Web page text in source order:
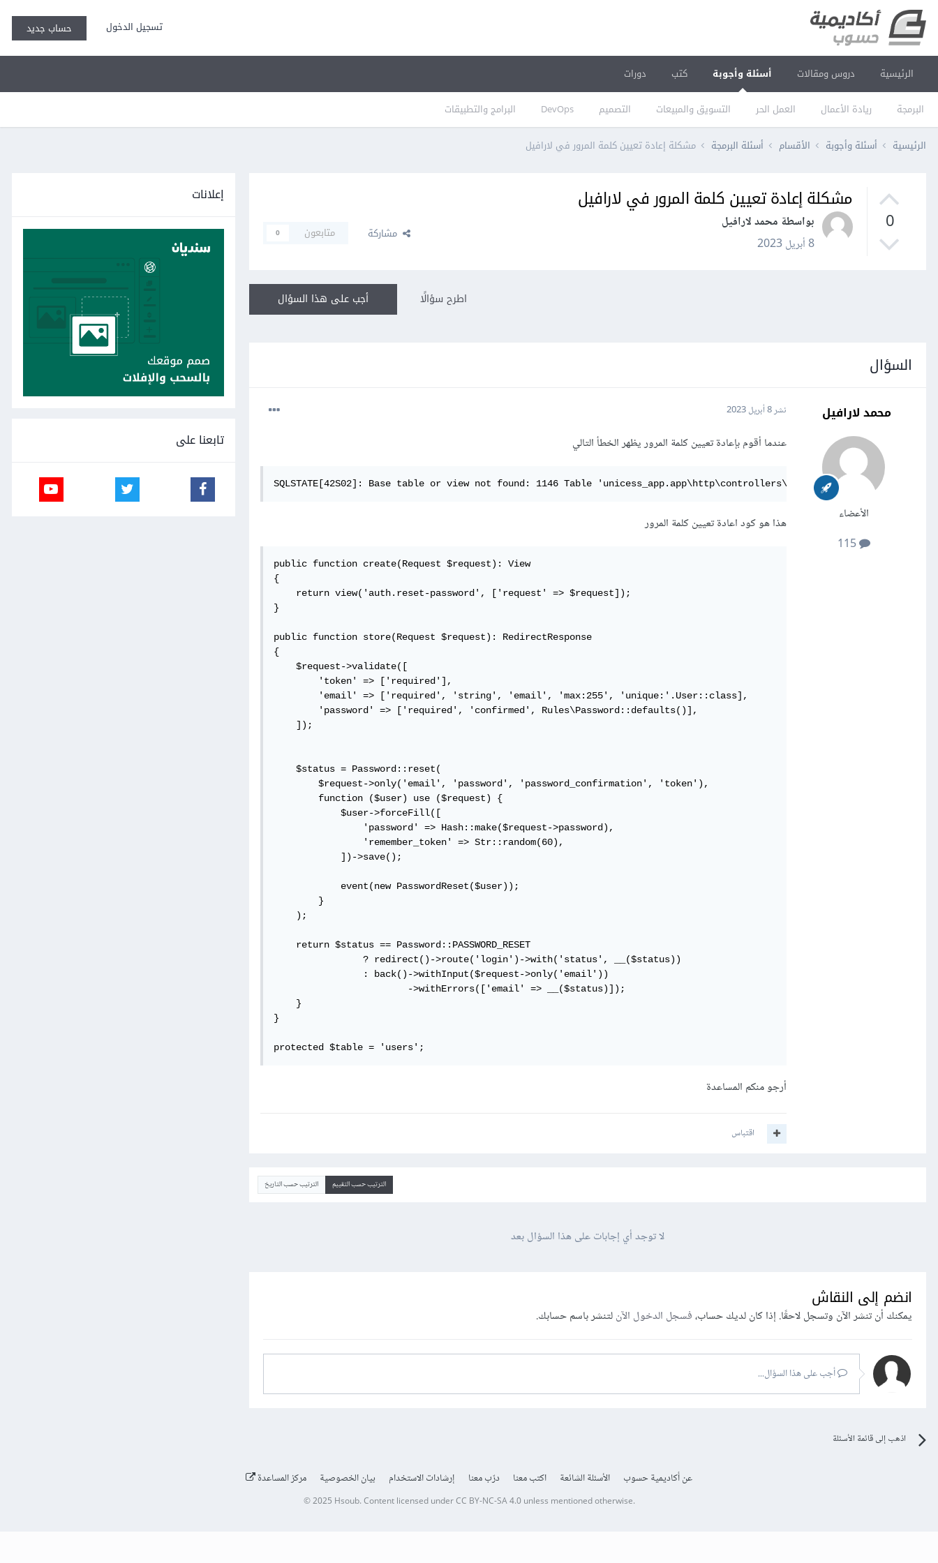
تسجيل الدخول حساب جديد
الرئيسية دروس ومقالات أسئلة وأجوبة
البرمجة ريادة الأعمال العمل الحر التسويق والمبيعات التصميم DevOps البرامج والتطبيقات
كتب دورات
الرئيسية أسئلة وأجوبة الأقسام أسئلة البرمجة مشكلة إعادة تعيين كلمة المرور في لارافيل
0
مشكلة إعادة تعيين كلمة المرور في لارافيل
بواسطة محمد لارافيل
8 أبريل 2023
مشاركة متابعون 0
أجب على هذا السؤال اطرح سؤالًا
السؤال
محمد لارافيل
الأعضاء
115
نشر8 أبريل 2023
عندما أقوم بإعادة تعيين كلمة المرور يظهر الخطأ التالي
SQLSTATE[42S02]: Base table or view not found: 1146 Table 'unicess_app.app\http\controllers\auth\user' doesn't exist
هذا هو كود اعادة تعيين كلمة المرور
public function create(Request $request): View
{
    return view('auth.reset-password', ['request' => $request]);
}
public function store(Request $request): RedirectResponse
{
    $request->validate([
        'token' => ['required'],
        'email' => ['required', 'string', 'email', 'max:255', 'unique:'.User::class],
        'password' => ['required', 'confirmed', Rules\Password::defaults()],
    ]);
    $status = Password::reset(
        $request->only('email', 'password', 'password_confirmation', 'token'),
        function ($user) use ($request) {
            $user->forceFill([
                'password' => Hash::make($request->password),
                'remember_token' => Str::random(60),
            ])->save();
            event(new PasswordReset($user));
        }
    );
    return $status == Password::PASSWORD_RESET
                ? redirect()->route('login')->with('status', __($status))
                : back()->withInput($request->only('email'))
                        ->withErrors(['email' => __($status)]);
    }
}
protected $table = 'users';
أرجو منكم المساعدة
اقتباس
الترتيب حسب التقييم الترتيب حسب التاريخ
لا توجد أي إجابات على هذا السؤال بعد
انضم إلى النقاش
يمكنك أن تنشر الآن وتسجل لاحقًا. إذا كان لديك حساب،فسجل الدخول الآنلتنشر باسم حسابك.
أجب على هذا السؤال...
اذهب إلى قائمة الأسئلة
إعلانات
تابعنا على
عن أكاديمية حسوب الأسئلة الشائعة اكتب معنا درّب معنا إرشادات الاستخدام بيان الخصوصية مركز المساعدة
© 2025 Hsoub.Content licensed underCC BY-NC-SA 4.0unless mentioned otherwise.